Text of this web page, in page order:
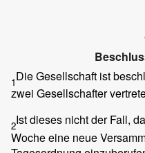
1Die Gesellschaft ist
zwei Gesellschafter
2Ist dieses nicht der Fall,
Woche eine neue